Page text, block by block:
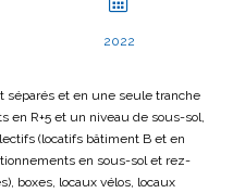
2022
séparés et en une seule tranche
en R+5 et un niveau de sous-sol,
(locatifs bâtiment B et en
en sous-sol et rez-
boxes, locaux vélos, locaux